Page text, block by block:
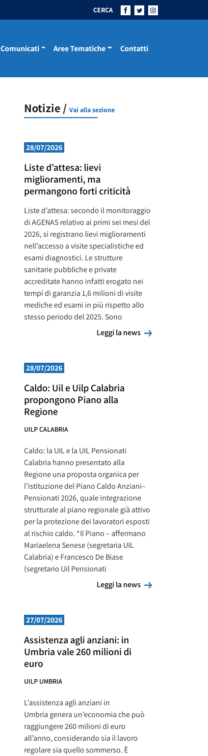
CERCA
Comunicati Aree Tematiche Contatti
Notizie / Vai alla sezione
28/07/2026
Liste d’attesa: lievi
miglioramenti, ma
permangono forti criticità
Liste d’attesa: secondo il monitoraggio
di AGENAS relativo ai primi sei mesi del
2026, si registrano lievi miglioramenti
nell’accesso a visite specialistiche ed
esami diagnostici. Le strutture
sanitarie pubbliche e private
accreditate hanno infatti erogato nei
tempi di garanzia 1,6 milioni di visite
mediche ed esami in più rispetto allo
stesso periodo del 2025. Sono
Leggi la news
Leggi la news
28/07/2026
Caldo: Uil e Uilp Calabria
propongono Piano alla
Regione
UILP CALABRIA
Caldo: la UIL e la UIL Pensionati
Calabria hanno presentato alla
Regione una proposta organica per
l’istituzione del Piano Caldo Anziani–
Pensionati 2026, quale integrazione
strutturale al piano regionale già attivo
per la protezione dei lavoratori esposti
al rischio caldo. “Il Piano – affermano
Mariaelena Senese (segretaria UIL
Calabria) e Francesco De Biase
(segretario Uil Pensionati
Leggi la news
Leggi la news
27/07/2026
Assistenza agli anziani: in
Umbria vale 260 milioni di
euro
UILP UMBRIA
L’assistenza agli anziani in
Umbria genera un’economia che può
raggiungere 260 milioni di euro
all’anno, considerando sia il lavoro
regolare sia quello sommerso. È